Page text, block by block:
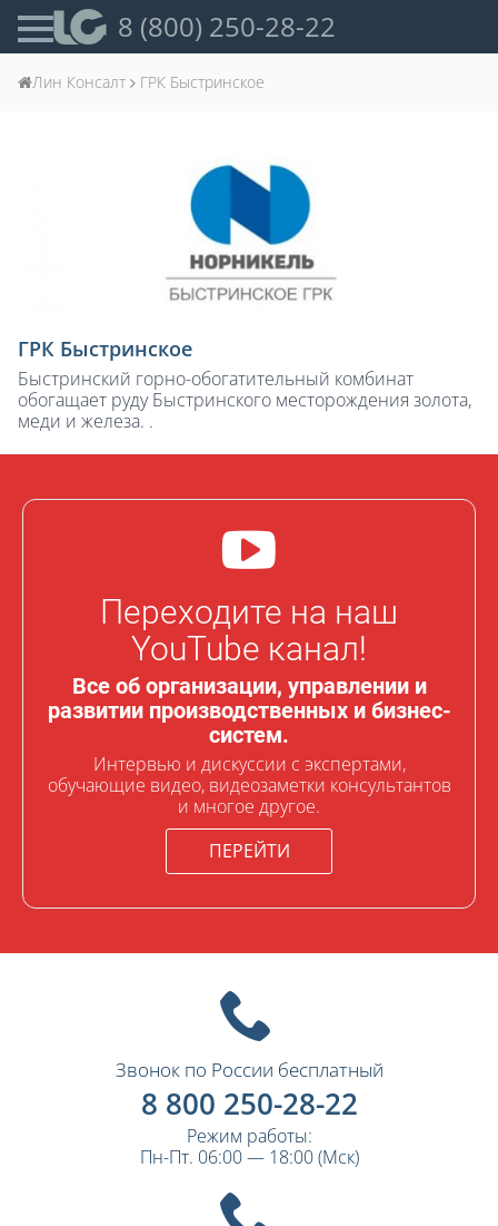
8 (800) 250-28-22
Лин Консалт ГРК Быстринское
ГРК Быстринское
Быстринский горно-обогатительный комбинат
обогащает руду Быстринского месторождения золота,
меди и железа. .
Переходите на наш
YouTube канал!
Все об организации, управлении и
развитии производственных и бизнес-
систем.
Интервью и дискуссии с экспертами,
обучающие видео, видеозаметки консультантов
и многое другое.
ПЕРЕЙТИ
Звонок по России бесплатный
8 800 250-28-22
Режим работы:
Пн-Пт. 06:00 — 18:00 (Мск)